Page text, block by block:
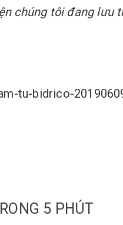
chúng tôi đang lưu
tu-bidrico-
5 PHÚT